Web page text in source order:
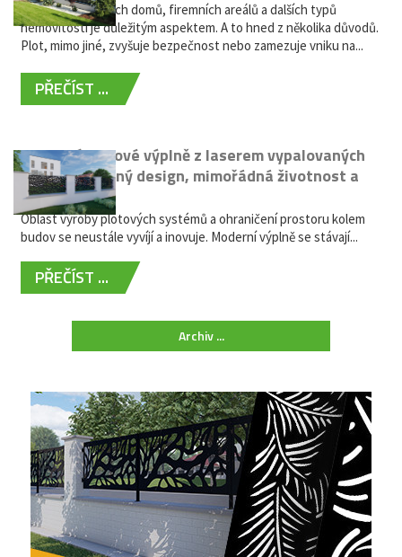
Oplocení rodinných domů, firemních areálů a dalších typů
nemovitostí je důležitým aspektem. A to hned z několika důvodů.
Plot, mimo jiné, zvyšuje bezpečnost nebo zamezuje vniku na...
PŘEČÍST ...
Moderní plotové výplně z laserem vypalovaných
kovů: výjimečný design, mimořádná životnost a
žádná údržba
Oblast výroby plotových systémů a ohraničení prostoru kolem
budov se neustále vyvíjí a inovuje. Moderní výplně se stávají...
PŘEČÍST ...
Archiv ...